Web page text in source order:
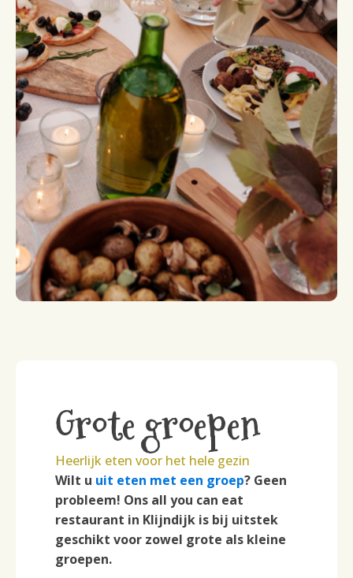
Grote groepen
Heerlijk eten voor het hele gezin
Wilt u uit eten met een groep? Geen
probleem! Ons all you can eat
restaurant in Klijndijk is bij uitstek
geschikt voor zowel grote als kleine
groepen.